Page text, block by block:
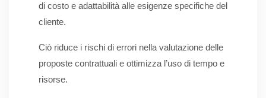
di costo e adattabilità alle esigenze specifiche del
cliente.
Ciò riduce i rischi di errori nella valutazione delle
proposte contrattuali e ottimizza l’uso di tempo e
risorse.